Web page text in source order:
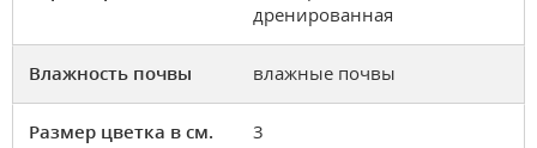
дренированная
Влажность почвы влажные почвы
Размер цветка в см. 3